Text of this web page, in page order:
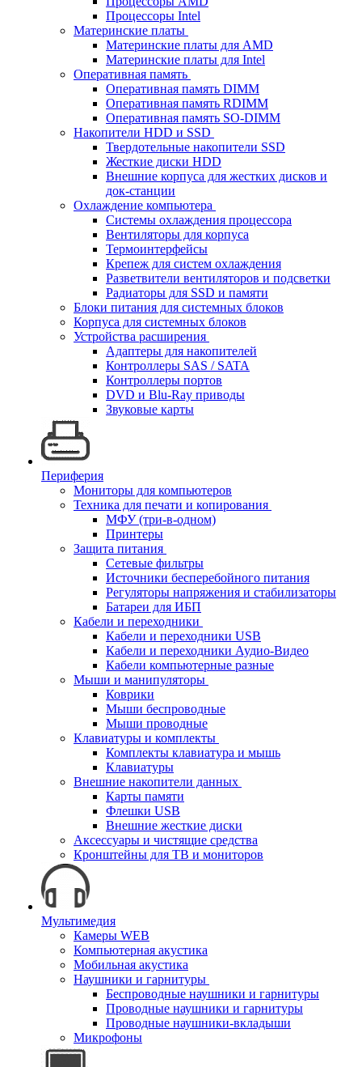
Процессоры Intel
Материнские платы
Материнские платы для AMD
Материнские платы для Intel
Оперативная память
Оперативная память DIMM
Оперативная память RDIMM
Оперативная память SO-DIMM
Накопители HDD и SSD
Твердотельные накопители SSD
Жесткие диски HDD
Внешние корпуса для жестких дисков и
док-станции
Охлаждение компьютера
Системы охлаждения процессора
Вентиляторы для корпуса
Термоинтерфейсы
Крепеж для систем охлаждения
Разветвители вентиляторов и подсветки
Радиаторы для SSD и памяти
Блоки питания для системных блоков
Корпуса для системных блоков
Устройства расширения
Адаптеры для накопителей
Контроллеры SAS / SATA
Контроллеры портов
DVD и Blu-Ray приводы
Звуковые карты
Периферия
Мониторы для компьютеров
Техника для печати и копирования
МФУ (три-в-одном)
Принтеры
Защита питания
Сетевые фильтры
Источники бесперебойного питания
Регуляторы напряжения и стабилизаторы
Батареи для ИБП
Кабели и переходники
Кабели и переходники USB
Кабели и переходники Аудио-Видео
Кабели компьютерные разные
Мыши и манипуляторы
Коврики
Мыши беспроводные
Мыши проводные
Клавиатуры и комплекты
Комплекты клавиатура и мышь
Клавиатуры
Внешние накопители данных
Карты памяти
Флешки USB
Внешние жесткие диски
Аксессуары и чистящие средства
Кронштейны для ТВ и мониторов
Мультимедия
Камеры WEB
Компьютерная акустика
Мобильная акустика
Наушники и гарнитуры
Беспроводные наушники и гарнитуры
Проводные наушники и гарнитуры
Проводные наушники-вкладыши
Микрофоны